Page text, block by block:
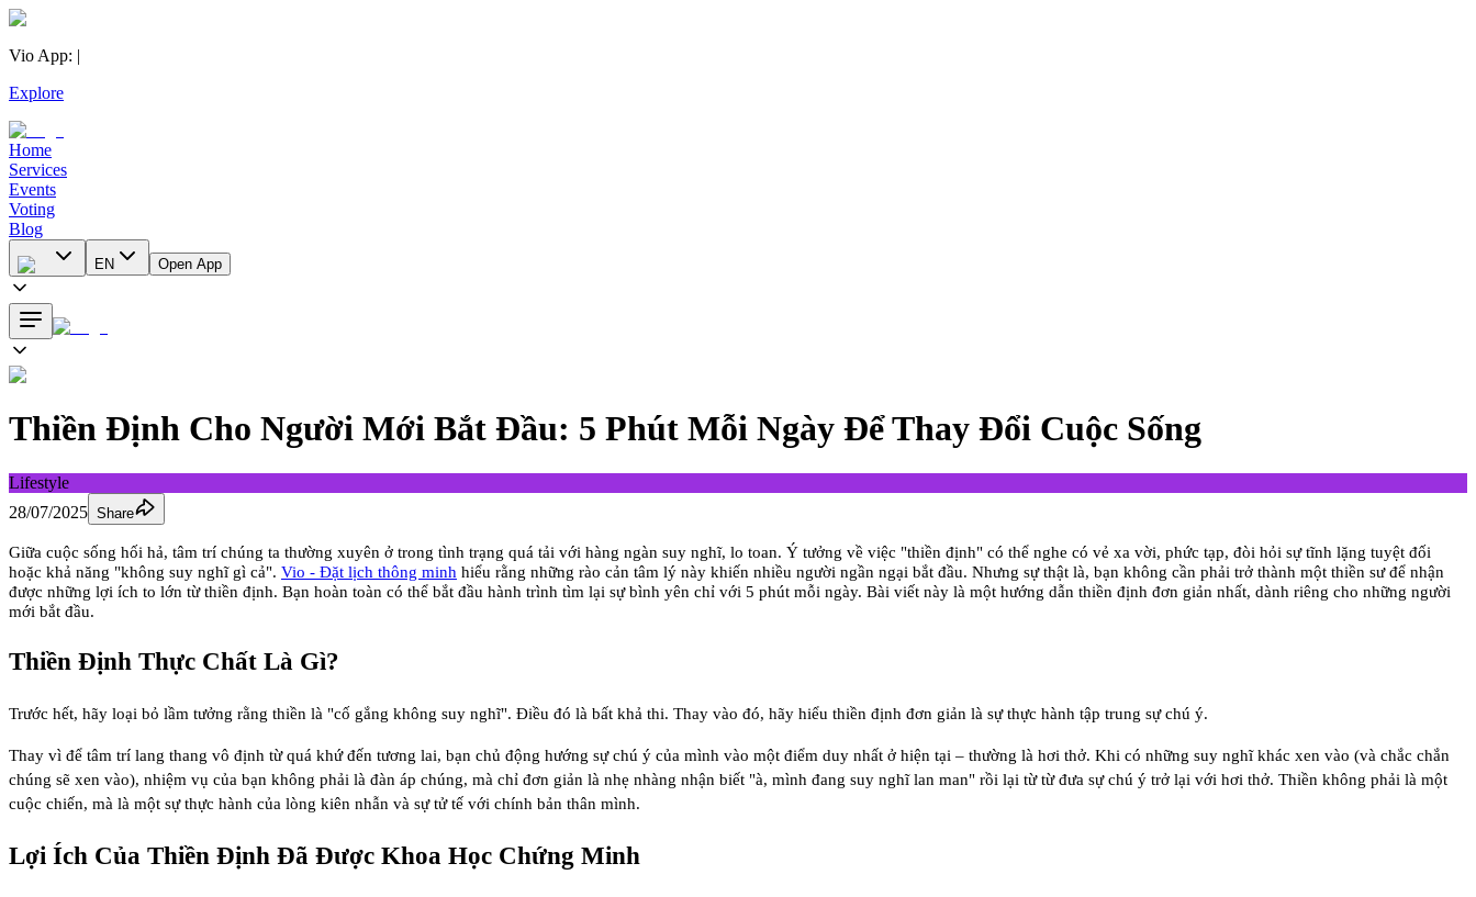
Vio App: |
Explore
Home
Services
Events
Voting
Blog
EN Open App
Thiền Định Cho Người Mới Bắt Đầu: 5 Phút Mỗi Ngày Để Thay Đổi Cuộc Sống
Lifestyle
28/07/2025 Share
Giữa cuộc sống hối hả, tâm trí chúng ta thường xuyên ở trong tình trạng quá tải với hàng ngàn suy nghĩ, lo toan. Ý tưởng về việc "thiền định" có thể nghe có vẻ xa vời, phức tạp, đòi hỏi sự tĩnh lặng tuyệt đối
hoặc khả năng "không suy nghĩ gì cả". Vio - Đặt lịch thông minh hiểu rằng những rào cản tâm lý này khiến nhiều người ngần ngại bắt đầu. Nhưng sự thật là, bạn không cần phải trở thành một thiền sư để nhận
được những lợi ích to lớn từ thiền định. Bạn hoàn toàn có thể bắt đầu hành trình tìm lại sự bình yên chỉ với 5 phút mỗi ngày. Bài viết này là một hướng dẫn thiền định đơn giản nhất, dành riêng cho những người
mới bắt đầu.
Thiền Định Thực Chất Là Gì?
Trước hết, hãy loại bỏ lầm tưởng rằng thiền là "cố gắng không suy nghĩ". Điều đó là bất khả thi. Thay vào đó, hãy hiểu thiền định đơn giản là sự thực hành tập trung sự chú ý.
Thay vì để tâm trí lang thang vô định từ quá khứ đến tương lai, bạn chủ động hướng sự chú ý của mình vào một điểm duy nhất ở hiện tại – thường là hơi thở. Khi có những suy nghĩ khác xen vào (và chắc chắn
chúng sẽ xen vào), nhiệm vụ của bạn không phải là đàn áp chúng, mà chỉ đơn giản là nhẹ nhàng nhận biết "à, mình đang suy nghĩ lan man" rồi lại từ từ đưa sự chú ý trở lại với hơi thở. Thiền không phải là một
cuộc chiến, mà là một sự thực hành của lòng kiên nhẫn và sự tử tế với chính bản thân mình.
Lợi Ích Của Thiền Định Đã Được Khoa Học Chứng Minh